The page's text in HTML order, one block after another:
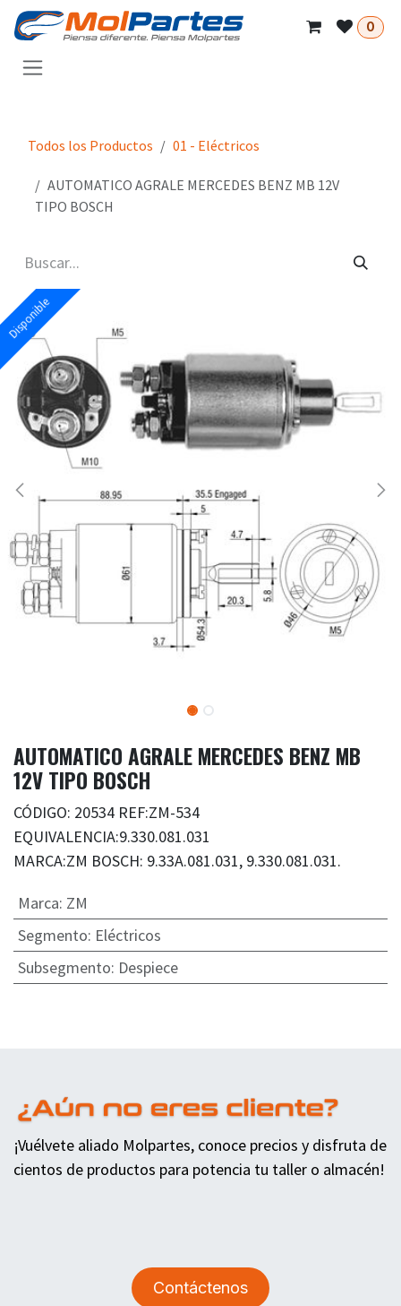
Ir al contenido
0
Todos los Productos 01 - Eléctricos
AUTOMATICO AGRALE MERCEDES BENZ MB 12V
TIPO BOSCH
Disponible
Disponible
AUTOMATICO AGRALE MERCEDES BENZ MB
12V TIPO BOSCH
CÓDIGO: 20534 REF:ZM-534
EQUIVALENCIA:9.330.081.031
MARCA:ZM BOSCH: 9.33A.081.031, 9.330.081.031.
Marca: ZM
Segmento: Eléctricos
Subsegmento: Despiece
¡Vuélvete aliado Molpartes, conoce precios y disfruta de
cientos de productos para potencia tu taller o almacén!
Contáctenos